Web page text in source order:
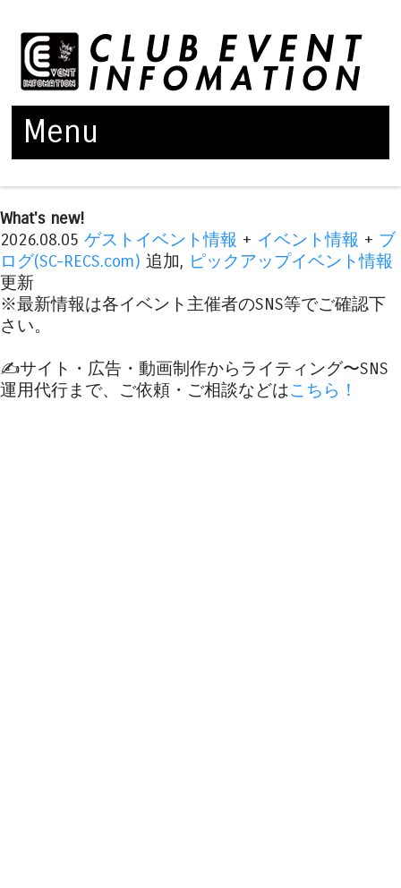
Menu
What's new!
2026.08.05 ゲストイベント情報 + イベント情報 + ブ
ログ(SC-RECS.com) 追加, ピックアップイベント情報
更新
※最新情報は各イベント主催者のSNS等でご確認下
さい。
✍️サイト・広告・動画制作からライティング〜SNS
運用代行まで、ご依頼・ご相談などはこちら！